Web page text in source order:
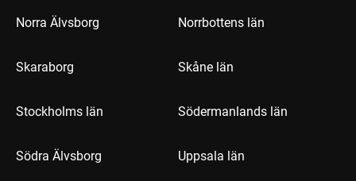
Norra Älvsborg Norrbottens län
Skaraborg Skåne län
Stockholms län Södermanlands län
Södra Älvsborg Uppsala län